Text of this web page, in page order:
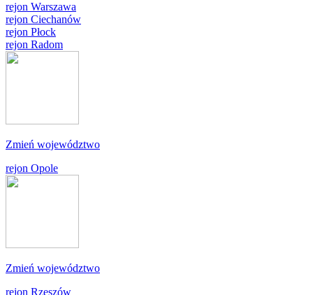
rejon Warszawa
rejon Ciechanów
rejon Płock
rejon Radom
Zmień województwo
rejon Opole
Zmień województwo
rejon Rzeszów